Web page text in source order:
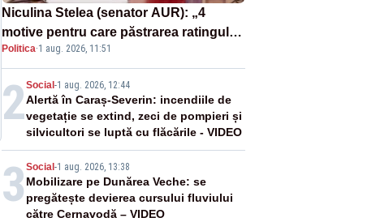
Niculina Stelea (senator AUR): „4
motive pentru care păstrarea ratingului
de țară nu este o reușită pentru
Guvernul Bolojan”
Politica·1 aug. 2026, 11:51
2Social -1 aug. 2026, 12:44
Alertă în Caraș-Severin: incendiile de
vegetație se extind, zeci de pompieri și
silvicultori se luptă cu flăcările - VIDEO
3 Social -1 aug. 2026, 13:38
Mobilizare pe Dunărea Veche: se
pregătește devierea cursului fluviului
către Cernavodă – VIDEO